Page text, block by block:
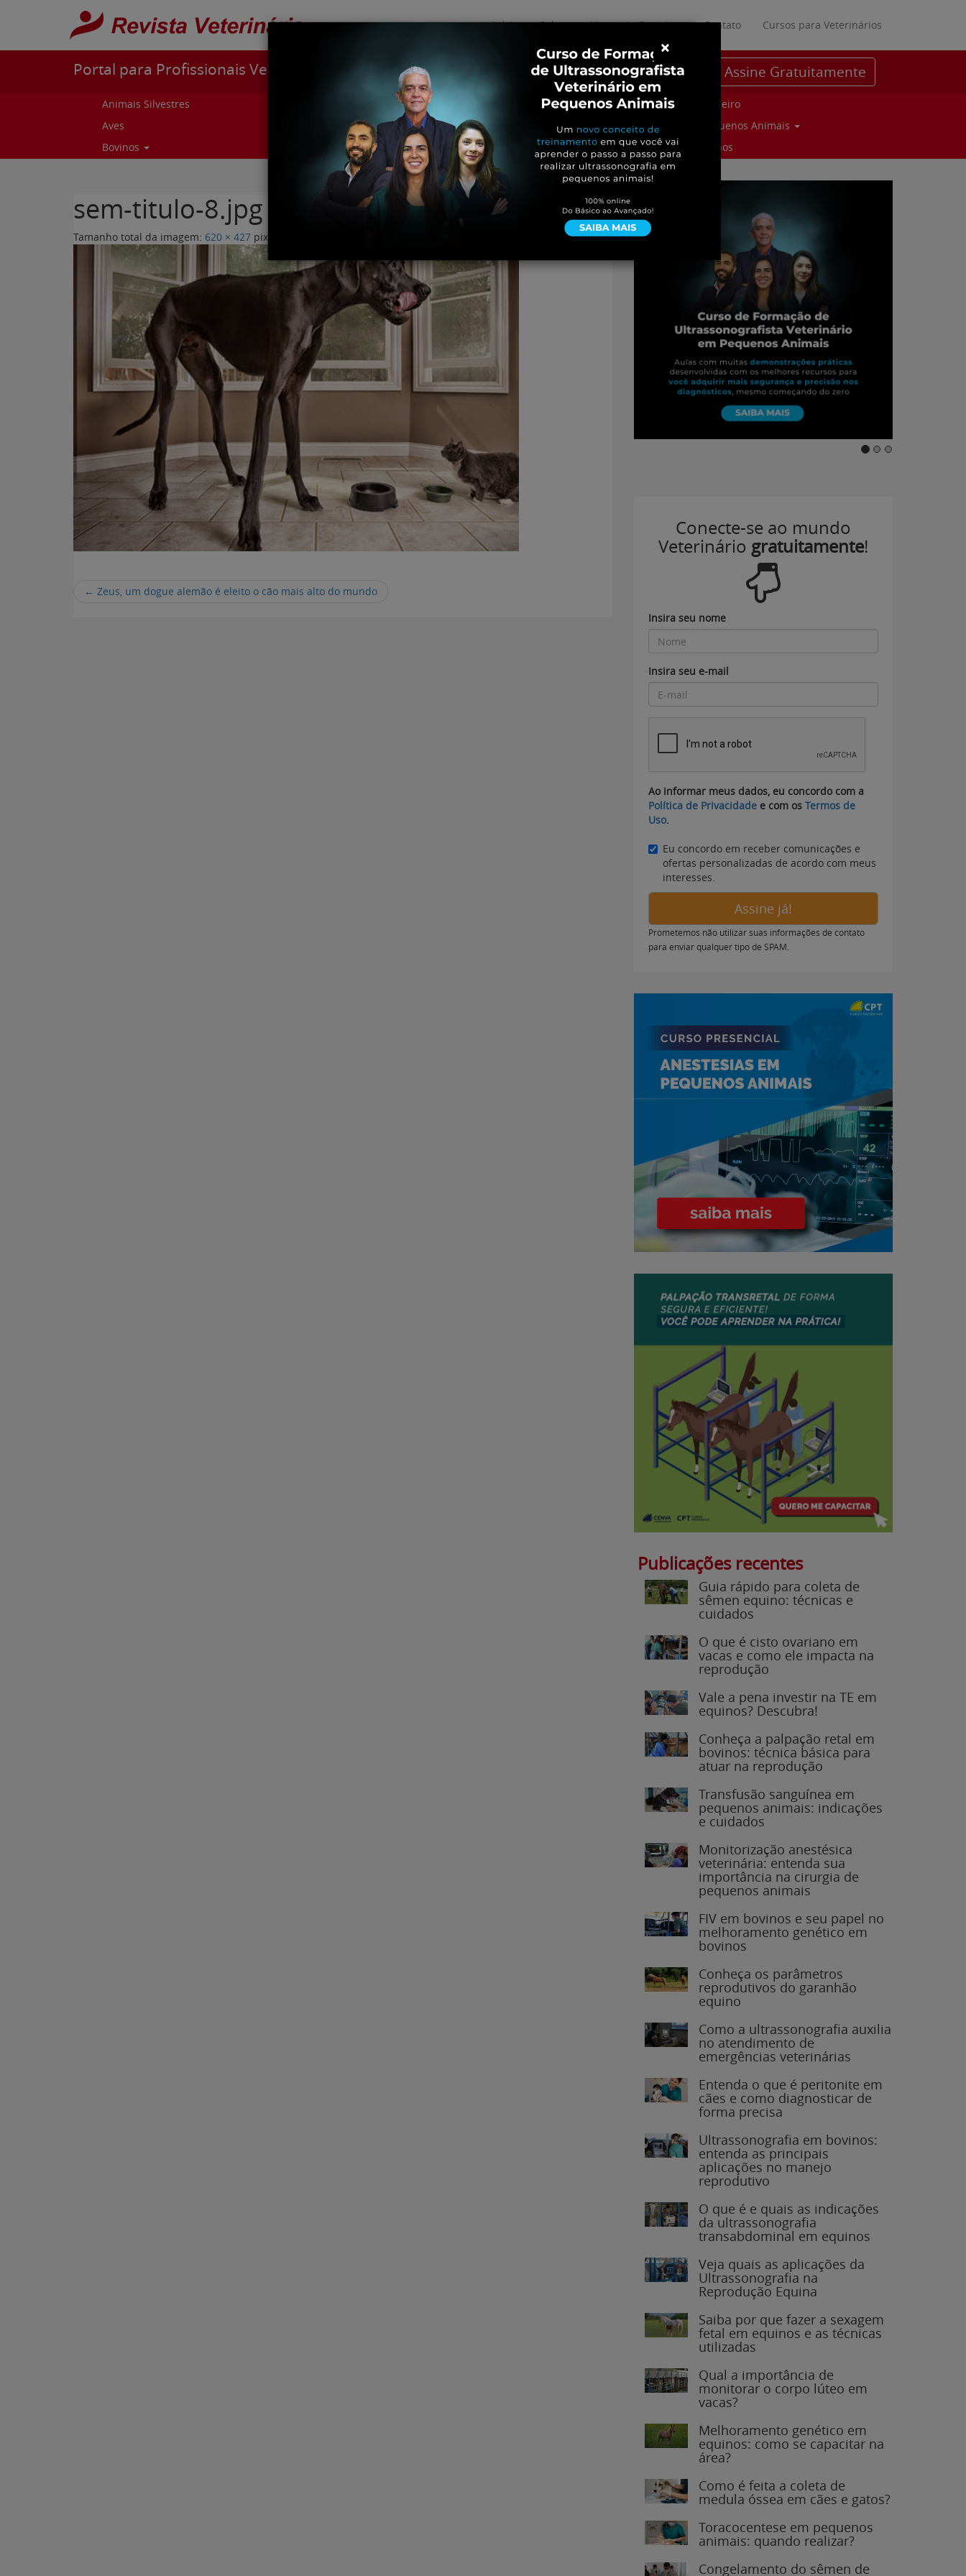
Pular para o conteúdo
Início Sobre Materiais Gratuitos Contato Cursos para Veterinários
Portal para Profissionais Veterinários Assine Gratuitamente
Animais Silvestres
Aves
Bovinos
Curiosidades
Cursos e Eventos
Entrevistas
Genética e Tecnologia
Parceiro
Pequenos Animais
Suinos
sem-titulo-8.jpg
Tamanho total da imagem: 620 × 427 pixels
← Zeus, um dogue alemão é eleito o cão mais alto do mundo
Conecte-se ao mundo
Veterinário gratuitamente!
Insira seu nome
Insira seu e-mail
Ao informar meus dados, eu concordo com a
Política de Privacidade e com os Termos de
Uso.
Eu concordo em receber comunicações e
ofertas personalizadas de acordo com meus
interesses.
Assine já!
Prometemos não utilizar suas informações de contato
para enviar qualquer tipo de SPAM.
Publicações recentes
Guia rápido para coleta de
sêmen equino: técnicas e
cuidados
O que é cisto ovariano em
vacas e como ele impacta na
reprodução
Vale a pena investir na TE em
equinos? Descubra!
Conheça a palpação retal em
bovinos: técnica básica para
atuar na reprodução
Transfusão sanguínea em
pequenos animais: indicações
e cuidados
Monitorização anestésica
veterinária: entenda sua
importância na cirurgia de
pequenos animais
FIV em bovinos e seu papel no
melhoramento genético em
bovinos
Conheça os parâmetros
reprodutivos do garanhão
equino
Como a ultrassonografia auxilia
no atendimento de
emergências veterinárias
Entenda o que é peritonite em
cães e como diagnosticar de
forma precisa
Ultrassonografia em bovinos:
entenda as principais
aplicações no manejo
reprodutivo
O que é e quais as indicações
da ultrassonografia
transabdominal em equinos
Veja quais as aplicações da
Ultrassonografia na
Reprodução Equina
Saiba por que fazer a sexagem
fetal em equinos e as técnicas
utilizadas
Qual a importância de
monitorar o corpo lúteo em
vacas?
Melhoramento genético em
equinos: como se capacitar na
área?
Como é feita a coleta de
medula óssea em cães e gatos?
Toracocentese em pequenos
animais: quando realizar?
Congelamento do sêmen de
×